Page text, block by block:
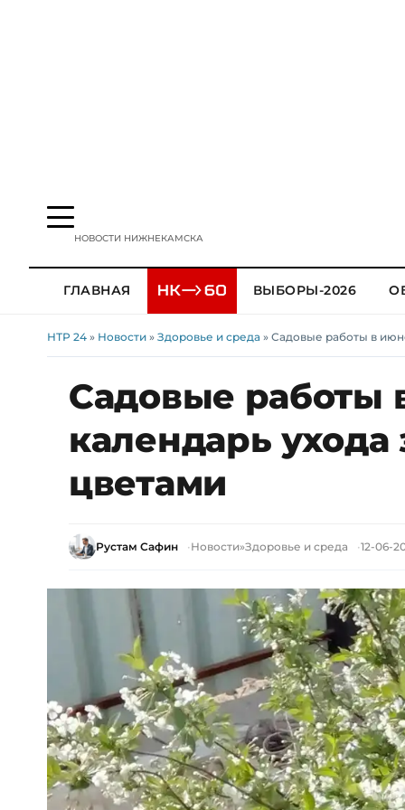
НОВОСТИ НИЖНЕКАМСКА
ГЛАВНАЯ ВЫБОРЫ-2026
НТР 24 » Новости » Здоровье и среда » Садовые работы в
Садовые работы
календарь
цветами
Рустам Сафин Новости»Здоровье и среда 12-06-